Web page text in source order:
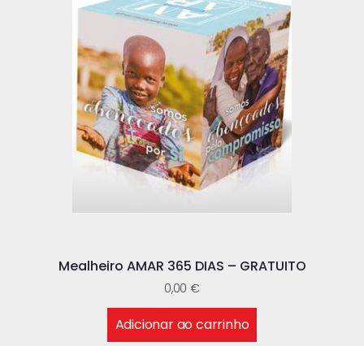
Mealheiro AMAR 365 DIAS – GRATUITO
0,00€
Adicionar ao carrinho